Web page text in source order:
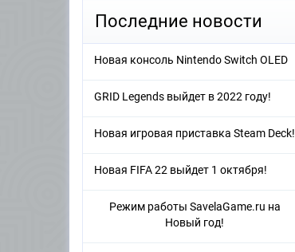
Последние новости
Новая консоль Nintendo Switch OLED
GRID Legends выйдет в 2022 году!
Новая игровая приставка Steam Deck!
Новая FIFA 22 выйдет 1 октября!
Режим работы SavelaGame.ru на
Новый год!